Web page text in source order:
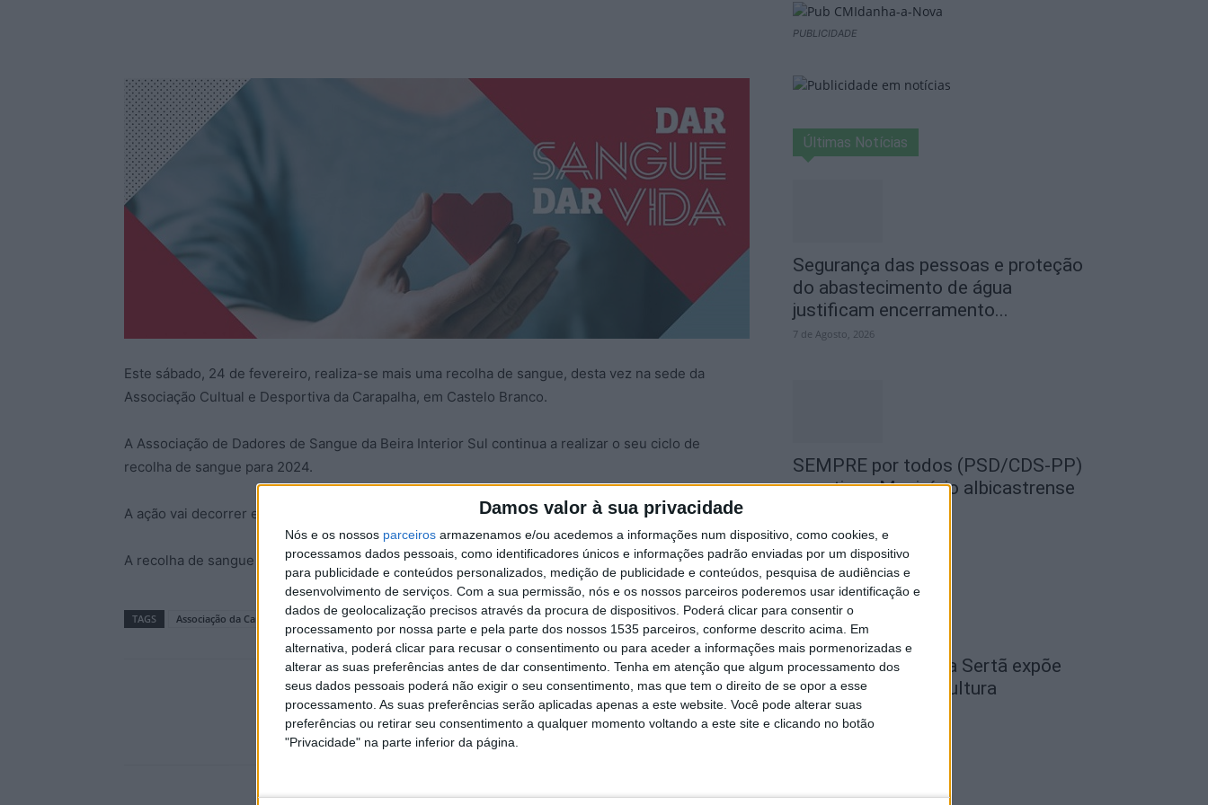
Damos valor à sua privacidade
Nós e os nossos parceiros armazenamos e/ou acedemos a informações num dispositivo, como cookies, e
processamos dados pessoais, como identificadores únicos e informações padrão enviadas por um dispositivo
para publicidade e conteúdos personalizados, medição de publicidade e conteúdos, pesquisa de audiências e
desenvolvimento de serviços. Com a sua permissão, nós e os nossos parceiros poderemos usar identificação e
dados de geolocalização precisos através da procura de dispositivos. Poderá clicar para consentir o
processamento por nossa parte e pela parte dos nossos 1535 parceiros, conforme descrito acima. Em
alternativa, poderá clicar para recusar o consentimento ou para aceder a informações mais pormenorizadas e
alterar as suas preferências antes de dar consentimento. Tenha em atenção que algum processamento dos
seus dados pessoais poderá não exigir o seu consentimento, mas que tem o direito de se opor a esse
processamento. As suas preferências serão aplicadas apenas a este website. Você pode alterar suas
preferências ou retirar seu consentimento a qualquer momento voltando a este site e clicando no botão
"Privacidade" na parte inferior da página.
Este sábado, 24 de fevereiro, realiza-se mais uma recolha de sangue, desta vez na sede da
Associação Cultual e Desportiva da Carapalha, em Castelo Branco.
A Associação de Dadores de Sangue da Beira Interior Sul continua a realizar o seu ciclo de
recolha de sangue para 2024.
A ação vai decorrer entre as 9h e as 13h.
A recolha de sangue é a favor do Instituto Português do Sangue e da Transplantação.
TAGS Associação da Carapalha Recolha de Sangue
PUBLICIDADE
Últimas Notícias
Segurança das pessoas e proteção
do abastecimento de água
justificam encerramento...
7 de Agosto, 2026
SEMPRE por todos (PSD/CDS-PP)
questiona Município albicastrense
7 de Agosto, 2026
Academia Sénior da Sertã expõe
artes na Casa da Cultura
7 de Agosto, 2026